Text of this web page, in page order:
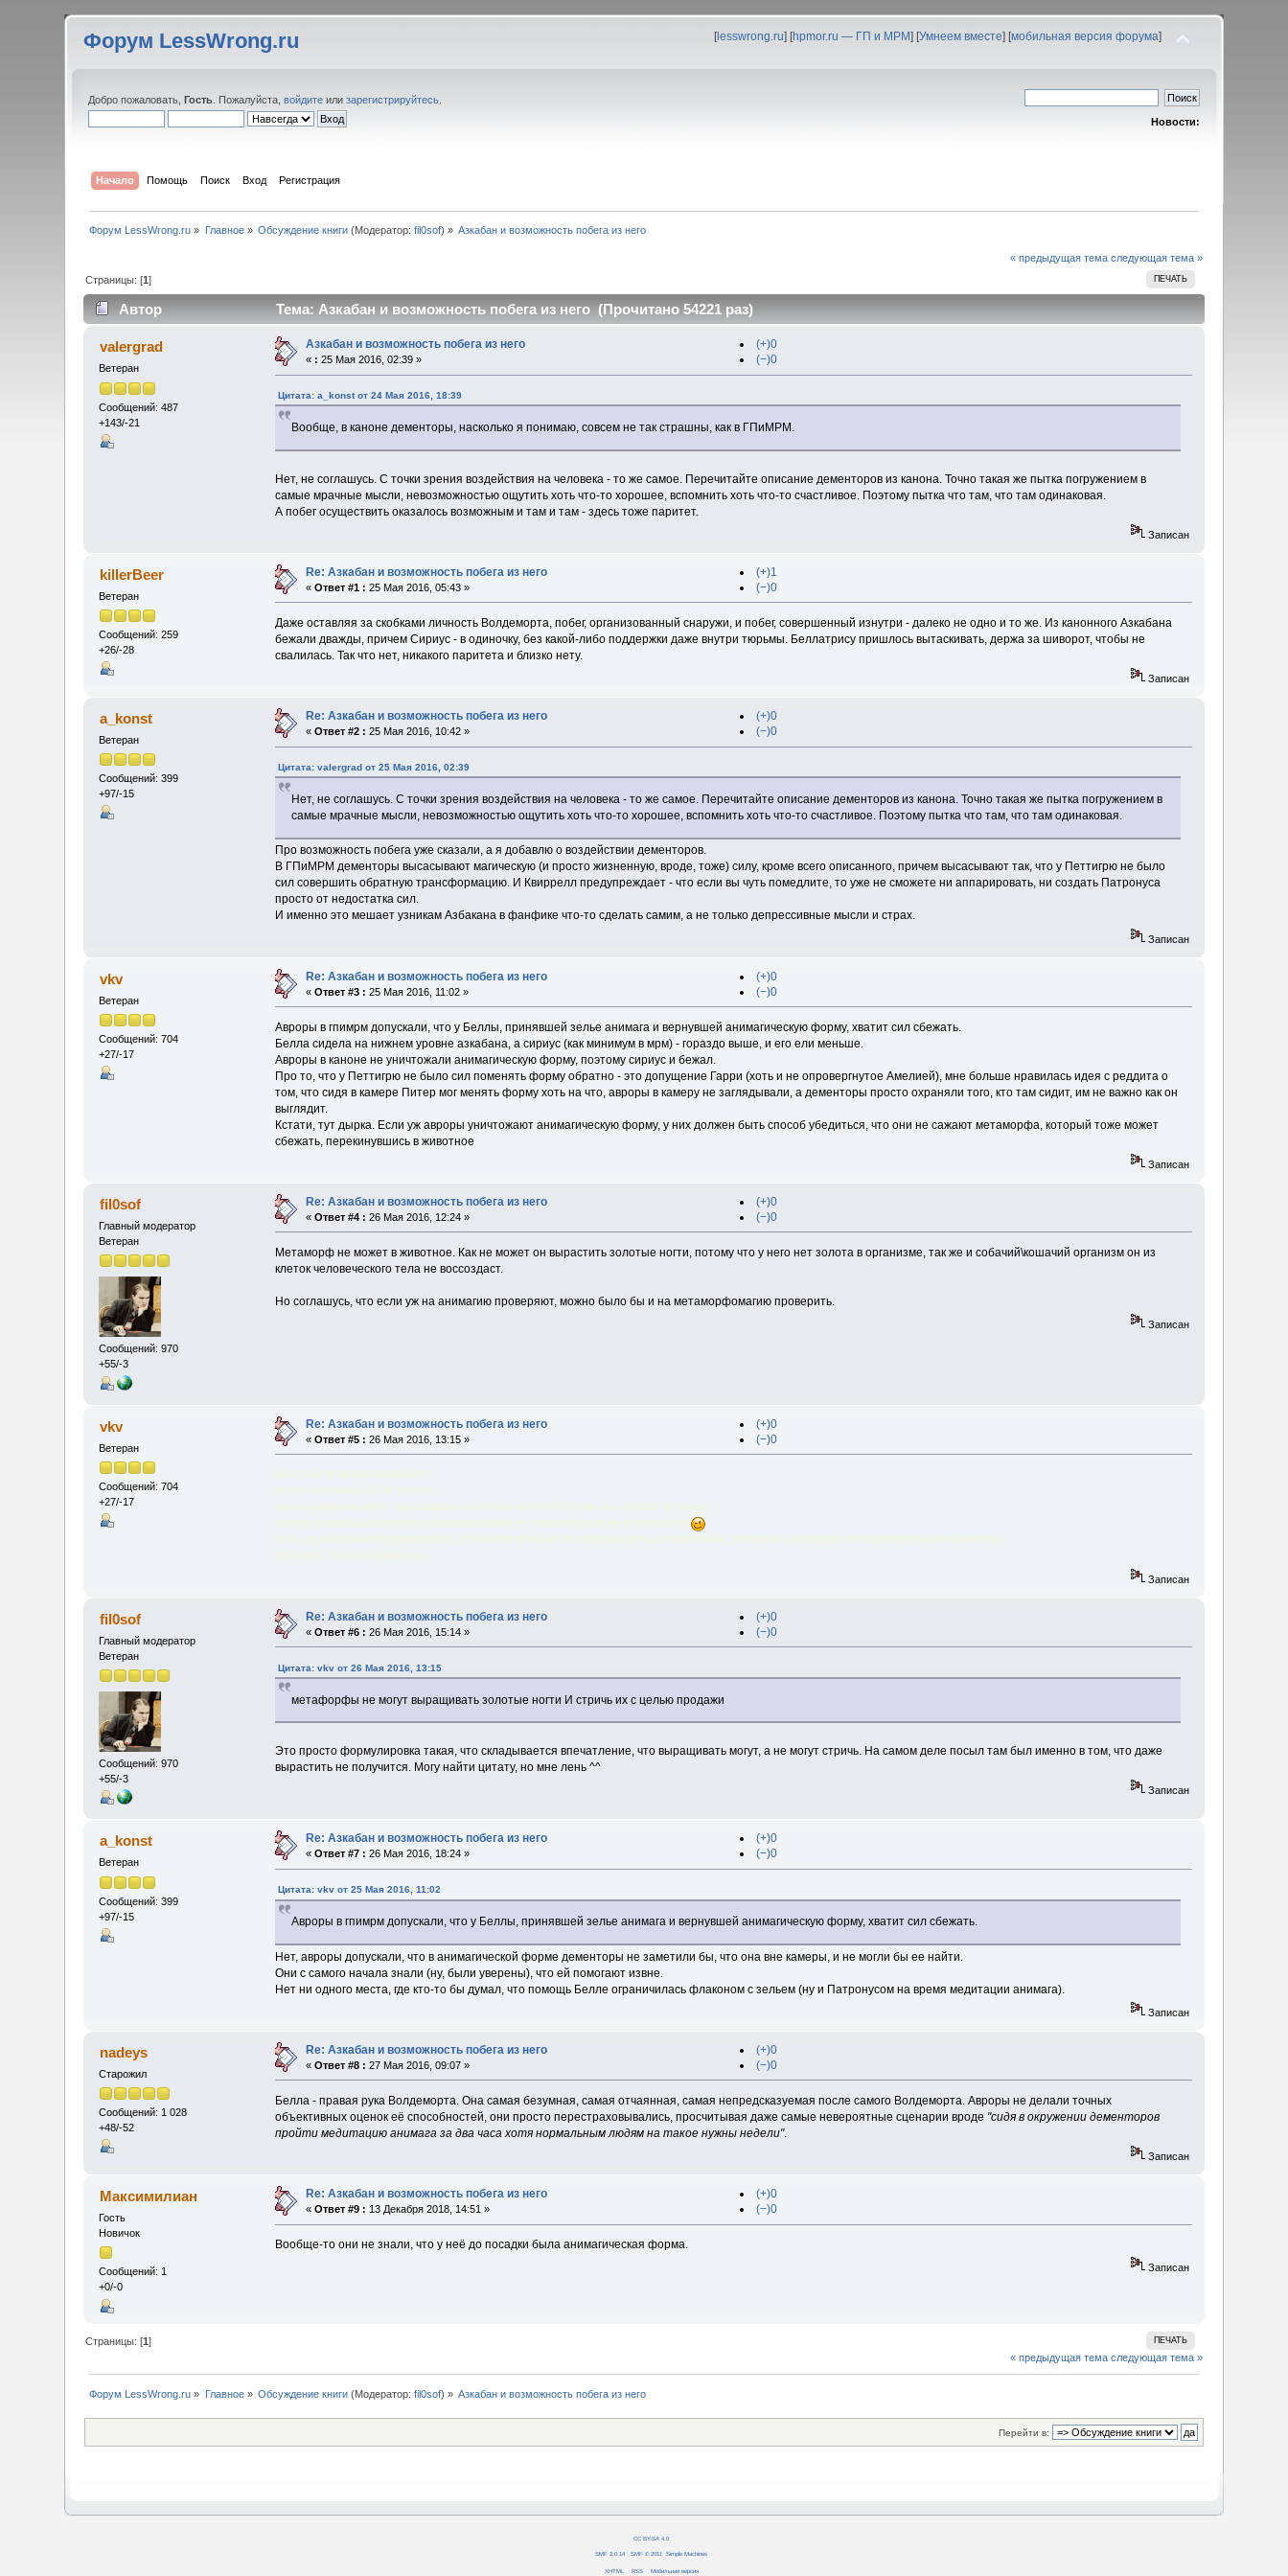
Форум LessWrong.ru [lesswrong.ru] [hpmor.ru — ГП и МРМ] [Умнеем вместе] [мобильная версия форума]
Добро пожаловать,Гость . Пожалуйста,войдите илизарегистрируйтесь
Новости:
Начало Помощь Поиск Вход Регистрация
Форум LessWrong.ru » Главное» Обсуждение книги (Модератор:fil0sof) » Азкабан и возможность побега из него
« предыдущая тема следующая тема »
ПЕЧАТЬ
Страницы: [1]
Автор Тема: Азкабан и возможность побега из него (Прочитано 54221 раз)
valergrad
Ветеран
Сообщений: 487
+143/-21
Азкабан и возможность побега из него
« : 25 Мая 2016, 02:39 »
(+)0
(−)0
Цитата: a_konst от 24 Мая 2016, 18:39
Вообще, в каноне дементоры, насколько я понимаю, совсем не так страшны, как в ГПиМРМ.
Нет, не соглашусь. С точки зрения воздействия на человека - то же самое. Перечитайте описание дементоров из канона. Точно такая же пытка погружением в
самые мрачные мысли, невозможностью ощутить хоть что-то хорошее, вспомнить хоть что-то счастливое. Поэтому пытка что там, что там одинаковая.
А побег осуществить оказалось возможным и там и там - здесь тоже паритет.
Записан
killerBeer
Ветеран
Сообщений: 259
+26/-28
Re: Азкабан и возможность побега из него
«Ответ #1 : 25 Мая 2016, 05:43 »
(+)1
(−)0
Даже оставляя за скобками личность Волдеморта, побег, организованный снаружи, и побег, совершенный изнутри - далеко не одно и то же. Из канонного Азкабана
бежали дважды, причем Сириус - в одиночку, без какой-либо поддержки даже внутри тюрьмы. Беллатрису пришлось вытаскивать, держа за шиворот, чтобы не
свалилась. Так что нет, никакого паритета и близко нету.
Записан
a_konst
Ветеран
Сообщений: 399
+97/-15
Re: Азкабан и возможность побега из него
«Ответ #2 : 25 Мая 2016, 10:42 »
(+)0
(−)0
Цитата: valergrad от 25 Мая 2016, 02:39
Нет, не соглашусь. С точки зрения воздействия на человека - то же самое. Перечитайте описание дементоров из канона. Точно такая же пытка погружением в
самые мрачные мысли, невозможностью ощутить хоть что-то хорошее, вспомнить хоть что-то счастливое. Поэтому пытка что там, что там одинаковая.
Про возможность побега уже сказали, а я добавлю о воздействии дементоров.
В ГПиМРМ дементоры высасывают магическую (и просто жизненную, вроде, тоже) силу, кроме всего описанного, причем высасывают так, что у Петтигрю не было
сил совершить обратную трансформацию. И Квиррелл предупреждает - что если вы чуть помедлите, то уже не сможете ни аппарировать, ни создать Патронуса
просто от недостатка сил.
И именно это мешает узникам Азбакана в фанфике что-то сделать самим, а не только депрессивные мысли и страх.
Записан
vkv
Ветеран
Сообщений: 704
+27/-17
Re: Азкабан и возможность побега из него
«Ответ #3 : 25 Мая 2016, 11:02 »
(+)0
(−)0
Авроры в гпимрм допускали, что у Беллы, принявшей зелье анимага и вернувшей анимагическую форму, хватит сил сбежать.
Белла сидела на нижнем уровне азкабана, а сириус (как минимум в мрм) - гораздо выше, и его ели меньше.
Авроры в каноне не уничтожали анимагическую форму, поэтому сириус и бежал.
Про то, что у Петтигрю не было сил поменять форму обратно - это допущение Гарри (хоть и не опровергнутое Амелией), мне больше нравилась идея с реддита о
том, что сидя в камере Питер мог менять форму хоть на что, авроры в камеру не заглядывали, а дементоры просто охраняли того, кто там сидит, им не важно как он
выглядит.
Кстати, тут дырка. Если уж авроры уничтожают анимагическую форму, у них должен быть способ убедиться, что они не сажают метаморфа, который тоже может
сбежать, перекинувшись в животное
Записан
fil0sof
Главный модератор
Ветеран
Сообщений: 970
+55/-3
Re: Азкабан и возможность побега из него
«Ответ #4 : 26 Мая 2016, 12:24 »
(+)0
(−)0
Метаморф не может в животное. Как не может он вырастить золотые ногти, потому что у него нет золота в организме, так же и собачий\кошачий организм он из
клеток человеческого тела не воссоздаст.
Но соглашусь, что если уж на анимагию проверяют, можно было бы и на метаморфомагию проверить.
Записан
vkv
Ветеран
Сообщений: 704
+27/-17
Re: Азкабан и возможность побега из него
«Ответ #5 : 26 Мая 2016, 13:15 »
(+)0
(−)0
быстрое гугление показало:
в теле человека 10 мг золота,
метафорфы не могут выращивать золотые ногти И стричь их с целью продажи,
клетки кошки/собаки ничем принципиально от человеческих не отличаются
.
Хотя да, в мрм не подтверждено, что питер вообще мог превращаться в животное, не важно, благодаря метафорфозу или анимагии.
впрочем, это все оффтопик.
Записан
fil0sof
Главный модератор
Ветеран
Сообщений: 970
+55/-3
Re: Азкабан и возможность побега из него
«Ответ #6 : 26 Мая 2016, 15:14 »
(+)0
(−)0
Цитата: vkv от 26 Мая 2016, 13:15
метафорфы не могут выращивать золотые ногти И стричь их с целью продажи
Это просто формулировка такая, что складывается впечатление, что выращивать могут, а не могут стричь. На самом деле посыл там был именно в том, что даже
вырастить не получится. Могу найти цитату, но мне лень ^^
Записан
a_konst
Ветеран
Сообщений: 399
+97/-15
Re: Азкабан и возможность побега из него
«Ответ #7 : 26 Мая 2016, 18:24 »
(+)0
(−)0
Цитата: vkv от 25 Мая 2016, 11:02
Авроры в гпимрм допускали, что у Беллы, принявшей зелье анимага и вернувшей анимагическую форму, хватит сил сбежать.
Нет, авроры допускали, что в анимагической форме дементоры не заметили бы, что она вне камеры, и не могли бы ее найти.
Они с самого начала знали (ну, были уверены), что ей помогают извне.
Нет ни одного места, где кто-то бы думал, что помощь Белле ограничилась флаконом с зельем (ну и Патронусом на время медитации анимага).
Записан
nadeys
Старожил
Сообщений: 1 028
+48/-52
Re: Азкабан и возможность побега из него
«Ответ #8 : 27 Мая 2016, 09:07 »
(+)0
(−)0
Белла - правая рука Волдеморта. Она самая безумная, самая отчаянная, самая непредсказуемая после самого Волдеморта. Авроры не делали точных
объективных оценок её способностей, они просто перестраховывались, просчитывая даже самые невероятные сценарии вроде "сидя в окружении дементоров
пройти медитацию анимага за два часа хотя нормальным людям на такое нужны недели".
Записан
Максимилиан
Гость
Новичок
Сообщений: 1
+0/-0
Re: Азкабан и возможность побега из него
«Ответ #9 : 13 Декабря 2018, 14:51 »
(+)0
(−)0
Вообще-то они не знали, что у неё до посадки была анимагическая форма.
Записан
ПЕЧАТЬ
Страницы: [1]
« предыдущая тема следующая тема »
Форум LessWrong.ru » Главное» Обсуждение книги (Модератор:fil0sof) » Азкабан и возможность побега из него
Перейти в:
CC BY-SA 4.0
SMF 2.0.14 SMF © 2011 Simple Machines
XHTML RSS Мобильная версия